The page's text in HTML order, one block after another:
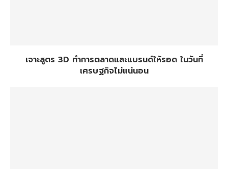
เจาะสูตร 3D ทำการตลาดและแบรนด์ให้รอด ในวันที่
เศรษฐกิจไม่แน่นอน